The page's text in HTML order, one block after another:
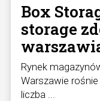
Box
storage
Rynek
Warszawie
liczba ...